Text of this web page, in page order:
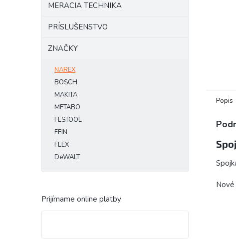
MERACIA TECHNIKA
PRÍSLUŠENSTVO
ZNAČKY
NAREX
BOSCH
MAKITA
METABO
FESTOOL
FEIN
FLEX
DeWALT
Prijímame online platby
Popis
Nové